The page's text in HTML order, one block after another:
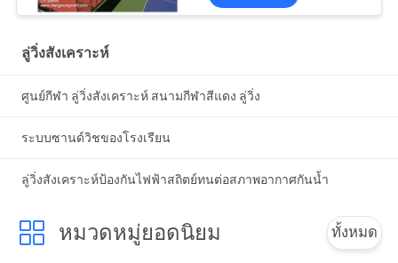
ลู่วิ่งสังเคราะห์
ศูนย์กีฬา ลู่วิ่งสังเคราะห์ สนามกีฬาสีแดง ลู่วิ่ง
ระบบซานด์วิชของโรงเรียน
ลู่วิ่งสังเคราะห์ป้องกันไฟฟ้าสถิตย์ทนต่อสภาพอากาศกันน้ำ
หมวดหมู่ยอดนิยม ทั้งหมด